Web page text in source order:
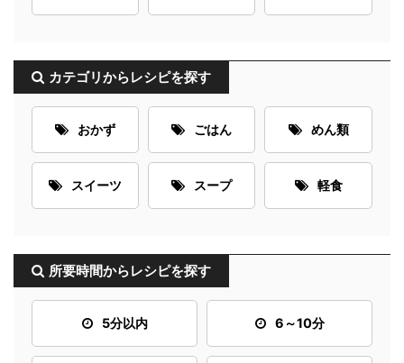
カテゴリからレシピを探す
おかず ごはん めん類
スイーツ スープ 軽食
所要時間からレシピを探す
5分以内 6～10分